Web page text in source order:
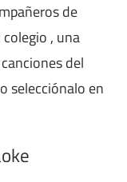
de
, una
del
selecciónalo en